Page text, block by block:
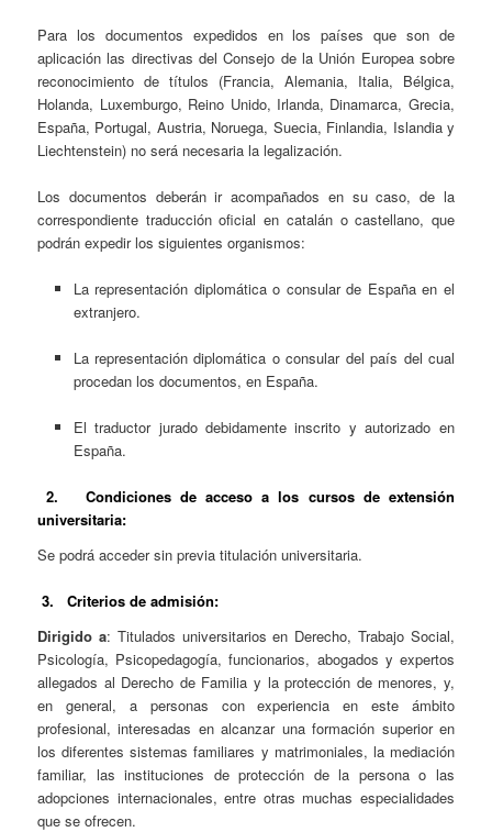
Para los documentos expedidos en los países que son de
aplicación las directivas del Consejo de la Unión Europea sobre
reconocimiento de títulos (Francia, Alemania, Italia, Bélgica,
Holanda, Luxemburgo, Reino Unido, Irlanda, Dinamarca, Grecia,
España, Portugal, Austria, Noruega, Suecia, Finlandia, Islandia y
Liechtenstein) no será necesaria la legalización.
Los documentos deberán ir acompañados en su caso, de la
correspondiente traducción oficial en catalán o castellano, que
podrán expedir los siguientes organismos:
La representación diplomática o consular de España en el
extranjero.
La representación diplomática o consular del país del cual
procedan los documentos, en España.
El traductor jurado debidamente inscrito y autorizado en
España.
2. Condiciones de acceso a los cursos de extensión
universitaria:
Se podrá acceder sin previa titulación universitaria.
3.Criterios de admisión:
Dirigido a: Titulados universitarios en Derecho, Trabajo Social,
Psicología, Psicopedagogía, funcionarios, abogados y expertos
allegados al Derecho de Familia y la protección de menores, y,
en general, a personas con experiencia en este ámbito
profesional, interesadas en alcanzar una formación superior en
los diferentes sistemas familiares y matrimoniales, la mediación
familiar, las instituciones de protección de la persona o las
adopciones internacionales, entre otras muchas especialidades
que se ofrecen.